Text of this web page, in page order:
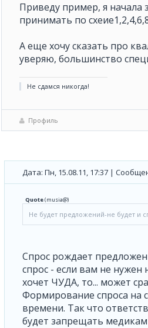
Приведу пример, я начала
принимать по
А еще хочу сказать про
уверяю, большинство
Не сдамся никогда!
Профиль
Дата: Пн, 15.08.11, 17:37 |
Quote(musia@)
Не будет предложений-не будет и
Спрос рождает
спрос - если вам не нужен
хочет ЧУДА, то... может
Формирование спроса на
времени. Так что
будет запрещать